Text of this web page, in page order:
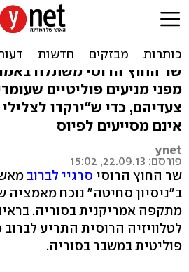
לברוב: "ניסיון
אמריקני" בסוריה
שר החוץ הרוסי משתלח
מפני מניעים פוליטיים
צעדיהם, כדי ש"ירקדו
אינם מסייעים לפיוס
ynet
פורסם: 22.09.13, 15:02
שר החוץ הרוסי סרגיי לברוב
ב"ניסיון סחיטה" נוכח מאמציה
מתקפה אמריקנית בסוריה.
לטלוויזיה הרוסית התריע
פוליטית במשבר בסוריה.